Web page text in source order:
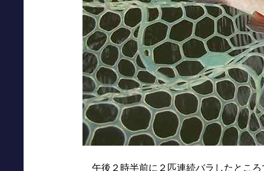
午後２時半前に２匹連続バラしたとこ